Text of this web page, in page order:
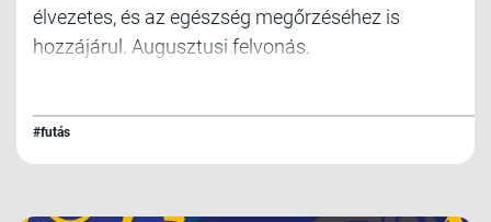
élvezetes, és az egészség megőrzéséhez is
hozzájárul. Augusztusi felvonás.
#futás